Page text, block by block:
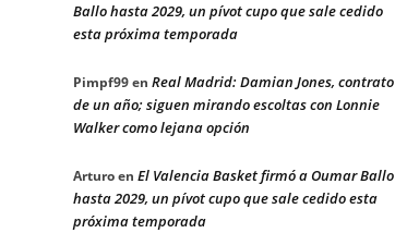
Ballo hasta 2029, un pívot cupo que sale cedido
esta próxima temporada
Pimpf99en Real Madrid: Damian Jones, contrato
de un año; siguen mirando escoltas con Lonnie
Walker como lejana opción
Arturoen El Valencia Basket firmó a Oumar Ballo
hasta 2029, un pívot cupo que sale cedido esta
próxima temporada